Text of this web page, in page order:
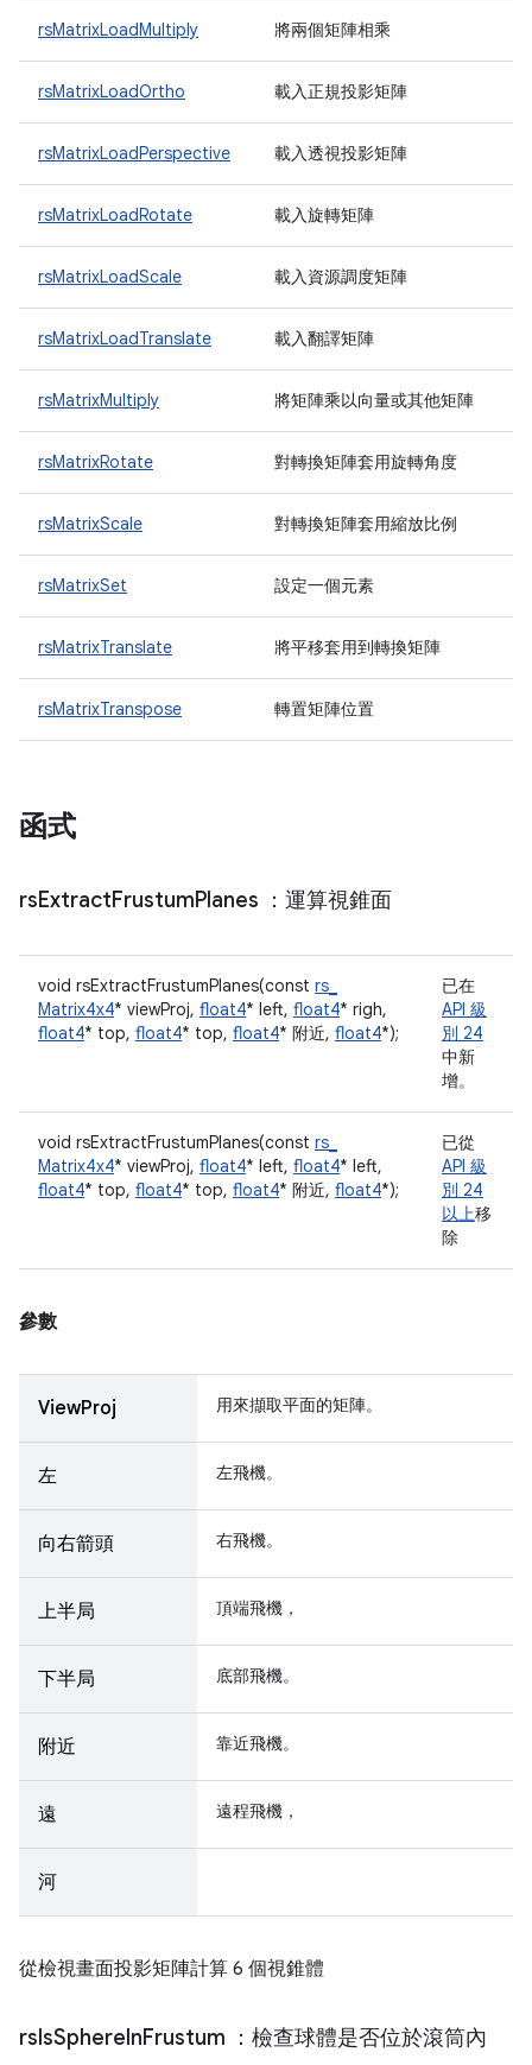
rsMatrixLoadMultiply 將兩個矩陣相乘
rsMatrixLoadOrtho 載入正規投影矩陣
rsMatrixLoadPerspective 載入透視投影矩陣
rsMatrixLoadRotate 載入旋轉矩陣
rsMatrixLoadScale 載入資源調度矩陣
rsMatrixLoadTranslate 載入翻譯矩陣
rsMatrixMultiply 將矩陣乘以向量或其他矩陣
rsMatrixRotate 對轉換矩陣套用旋轉角度
rsMatrixScale 對轉換矩陣套用縮放比例
rsMatrixSet 設定一個元素
rsMatrixTranslate 將平移套用到轉換矩陣
rsMatrixTranspose 轉置矩陣位置
函式
rsExtractFrustumPlanes ：運算視錐面
void rsExtractFrustumPlanes(const rs_
Matrix4x4* viewProj, float4* left, float4* righ,
float4* top, float4* top, float4* 附近, float4*);
已在
API 級
別 24
中新
增。
void rsExtractFrustumPlanes(const rs_
Matrix4x4* viewProj, float4* left, float4* left,
float4* top, float4* top, float4* 附近, float4*);
已從
API 級
別 24
以上移
除
參數
ViewProj 用來擷取平面的矩陣。
左 左飛機。
向右箭頭 右飛機。
上半局 頂端飛機，
下半局 底部飛機。
附近 靠近飛機。
遠 遠程飛機，
河
從檢視畫面投影矩陣計算 6 個視錐體
rs IsSphere InFrustum ：檢查球體是否位於滾筒內